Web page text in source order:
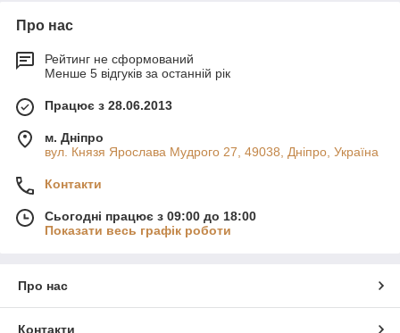
Про нас
Рейтинг не сформований
Менше 5 відгуків за останній рік
Працює з 28.06.2013
м. Дніпро
вул. Князя Ярослава Мудрого 27, 49038, Дніпро, Україна
Контакти
Сьогодні працює з 09:00 до 18:00
Показати весь графік роботи
Про нас
Контакти